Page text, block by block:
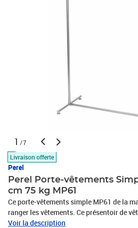
1 /7
Livraison offerte
Perel
Perel Porte-vêtements
cm 75 kg MP61
Ce porte-vêtements simple MP61 de la
ranger les vêtements. Ce présentoir de
de charge de 75 kg, ce qui vous permet de
Voir la description